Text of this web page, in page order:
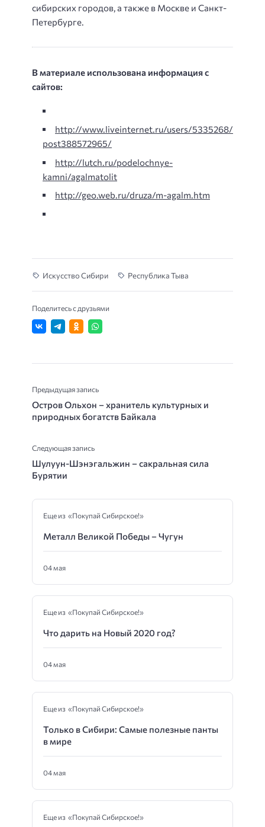
сибирских городов, а также в Москве и Санкт-
Петербурге.
В материале использована информация с
сайтов:
http://www.liveinternet.ru/users/5335268/
post388572965/
http://lutch.ru/podelochnye-
kamni/agalmatolit
http://geo.web.ru/druza/m-agalm.htm
Искусство Сибири Республика Тыва
Поделитесь с друзьями
Предыдущая запись
Остров Ольхон – хранитель культурных и
природных богатств Байкала
Следующая запись
Шулуун-Шэнэгальжин – сакральная сила
Бурятии
Еще из «Покупай Сибирское!»
Металл Великой Победы – Чугун
04 мая
Еще из «Покупай Сибирское!»
Что дарить на Новый 2020 год?
04 мая
Еще из «Покупай Сибирское!»
Только в Сибири: Самые полезные панты
в мире
04 мая
Еще из «Покупай Сибирское!»